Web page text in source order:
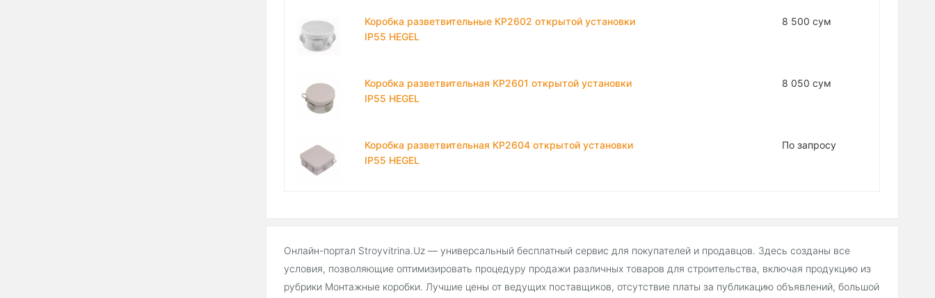
Коробка разветвительные КР2602 открытой установки
IP55 HEGEL
8 500 сум
Коробка разветвительная КР2601 открытой установки
IP55 HEGEL
8 050 сум
Коробка разветвительная КР2604 открытой установки
IP55 HEGEL
По запросу
Онлайн-портал Stroyvitrina.Uz — универсальный бесплатный сервис для покупателей и продавцов. Здесь созданы все
условия, позволяющие оптимизировать процедуру продажи различных товаров для строительства, включая продукцию из
рубрики Монтажные коробки. Лучшие цены от ведущих поставщиков, отсутствие платы за публикацию объявлений, большой